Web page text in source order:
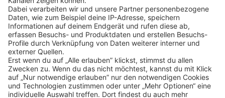
SOCIAL
NEWSLETTER
BESUCHEN SIE UNS